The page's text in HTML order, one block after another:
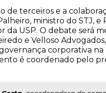
de terceiros e a
ministro do STJ,
da USP. O debate será
e Velloso
corporativa na
é coordenado pelo